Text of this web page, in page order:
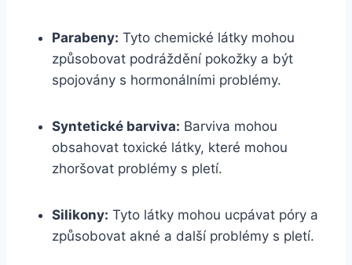
Parabeny: ​Tyto chemické ​látky ‌mohou
způsobovat‍ podráždění‍ pokožky a být
spojovány s hormonálními problémy.
Syntetické barviva: Barviva mohou
obsahovat toxické látky,⁢ které mohou
zhoršovat problémy s pletí.
Silikony: Tyto látky mohou ucpávat póry a ​
způsobovat akné a další problémy s⁤ pletí.